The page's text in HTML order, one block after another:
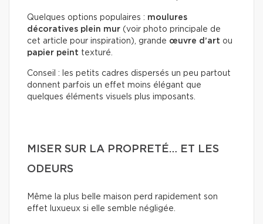
Quelques options populaires : moulures
décoratives plein mur (voir photo principale de
cet article pour inspiration), grande œuvre d’art ou
papier peint texturé.
Conseil : les petits cadres dispersés un peu partout
donnent parfois un effet moins élégant que
quelques éléments visuels plus imposants.
MISER SUR LA PROPRETÉ… ET LES
ODEURS
Même la plus belle maison perd rapidement son
effet luxueux si elle semble négligée.